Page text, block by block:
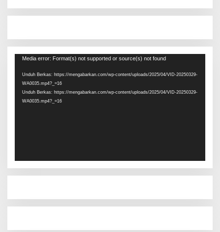
Pemutar
Media error: Format(s) not supported or source(s) not found
Unduh Berkas: https://mengabarkan.com/wp-content/uploads/2025/04/VID-20250329-
WA0035.mp4?_=16
Unduh Berkas: https://mengabarkan.com/wp-content/uploads/2025/04/VID-20250329-
WA0035.mp4?_=16